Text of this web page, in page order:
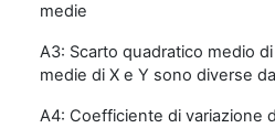
medie
A3: Scarto quadratico medio
medie di X e Y sono diverse
A4: Coefficiente di variazione